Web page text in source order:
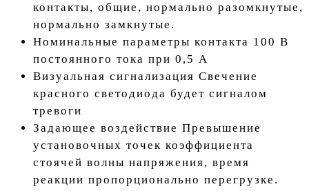
контакты, общие, нормально разомкнутые,
нормально замкнутые.
Номинальные параметры контакта 100 В
постоянного тока при 0,5 A
Визуальная сигнализация Свечение
красного светодиода будет сигналом
тревоги
Задающее воздействие Превышение
установочных точек коэффициента
стоячей волны напряжения, время
реакции пропорционально перегрузке.